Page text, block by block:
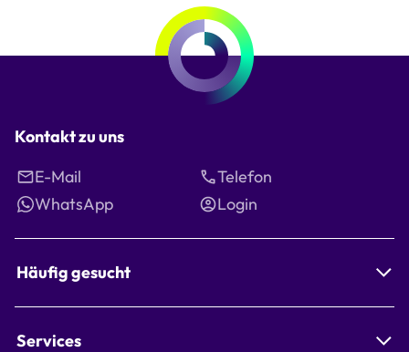
Kontakt zu uns
E-Mail
Telefon
WhatsApp
Login
Häufig gesucht
Services